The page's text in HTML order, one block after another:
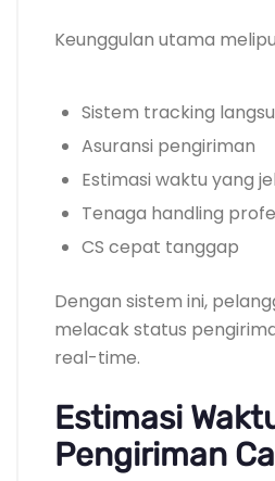
Keunggulan utama
Sistem tracking
Asuransi pengiriman
Estimasi waktu yang
Tenaga handling
CS cepat tanggap
Dengan sistem ini,
melacak status
real-time.
Estimasi
Pengiriman